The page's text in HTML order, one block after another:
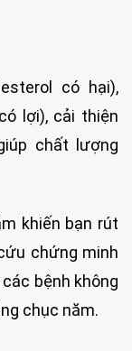
có hại),
lợi), cải thiện
chất lượng
khiến bạn rút
chứng minh
bệnh không
chục năm.